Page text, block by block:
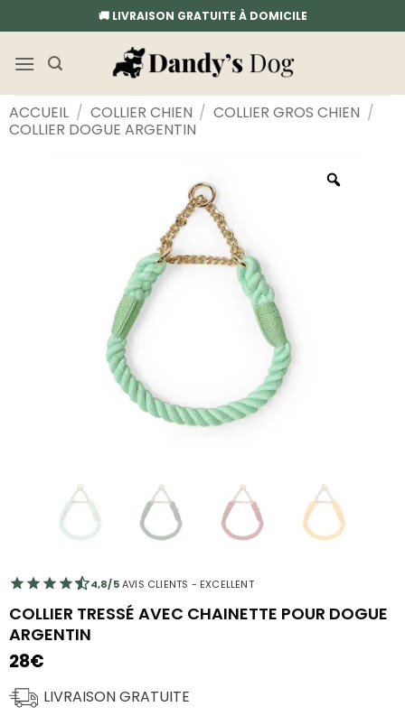
au
contenu
🚚 LIVRAISON GRATUITE À DOMICILE
ACCUEIL / COLLIER CHIEN / COLLIER GROS CHIEN /
COLLIER DOGUE ARGENTIN
4,8/5AVIS CLIENTS - EXCELLENT
COLLIER TRESSÉ AVEC CHAINETTE POUR DOGUE
ARGENTIN
28€
LIVRAISON GRATUITE